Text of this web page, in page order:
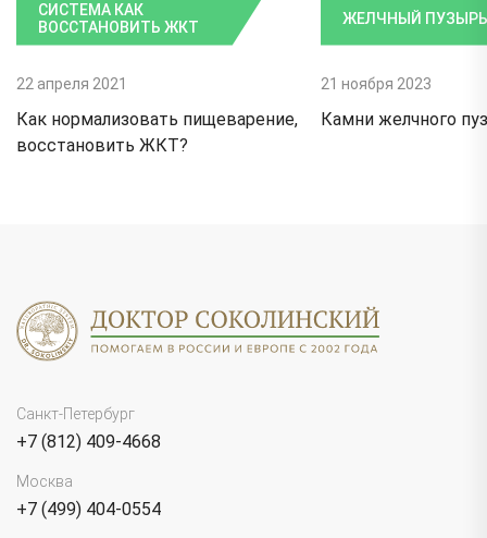
СИСТЕМА КАК
ВОССТАНОВИТЬ ЖКТ
22 апреля 2021
Как нормализовать пищеварение,
восстановить ЖКТ?
ЖЕЛЧНЫЙ ПУЗЫРЬ
21 ноября 2023
Камни желчного
Санкт-Петербург
+7 (812) 409-4668
Москва
+7 (499) 404-0554